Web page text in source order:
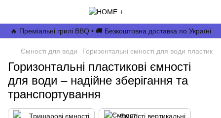
🔥 Преміальні грилі BBQ • 🚚 Безкоштовна доставка по Україні
Ємності для води Горизонтальні ємності для води пластик
Горизонтальні пластикові ємності
для води – надійне зберігання та
транспортування
Тришарові ємності Ємності вертикальні